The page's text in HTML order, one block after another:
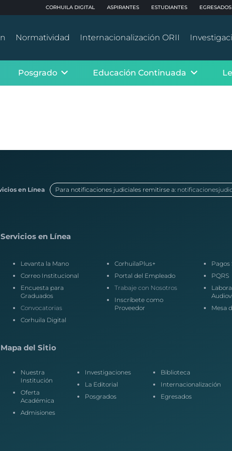
CORHUILA DIGITAL ASPIRANTES ESTUDIANTES EGRESADOS
Normatividad Internacionalización ORII
Posgrado Educación Continuada
en Línea Para notificaciones judiciales remitirse a:
Servicios en Línea
Levanta la Mano
Correo Institucional
Encuesta para
Graduados
Convocatorias
Corhuila Digital
CorhuilaPlus+
Portal del Empleado
Trabaje con Nosotros
Inscríbete como
Proveedor
Pagos
PQRS
Mesa
Mapa del Sitio
Nuestra
Institución
Oferta
Académica
Admisiones
Investigaciones
La Editorial
Posgrados
Biblioteca
Internacionalización
Egresados